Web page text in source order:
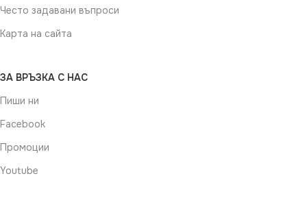
Често задавани въпроси
Карта на сайта
ЗА ВРЪЗКА С НАС
Пиши ни
Facebook
Промоции
Youtube